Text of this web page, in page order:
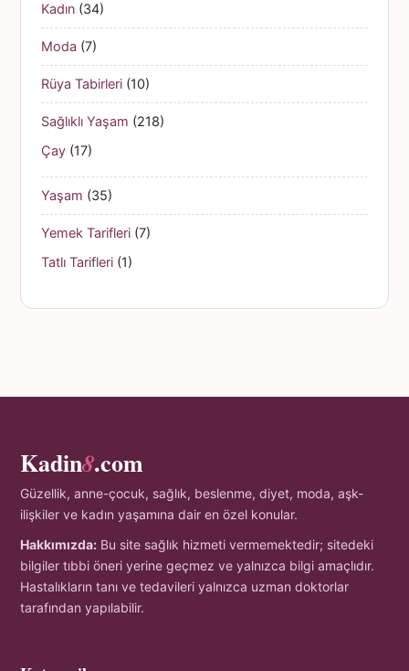
Kadın (34)
Moda (7)
Rüya Tabirleri (10)
Sağlıklı Yaşam (218)
Çay (17)
Yaşam (35)
Yemek Tarifleri (7)
Tatlı Tarifleri (1)
Kadin8.com
Güzellik, anne-çocuk, sağlık, beslenme, diyet, moda, aşk-
ilişkiler ve kadın yaşamına dair en özel konular.
Hakkımızda: Bu site sağlık hizmeti vermemektedir; sitedeki
bilgiler tıbbi öneri yerine geçmez ve yalnızca bilgi amaçlıdır.
Hastalıkların tanı ve tedavileri yalnızca uzman doktorlar
tarafından yapılabilir.